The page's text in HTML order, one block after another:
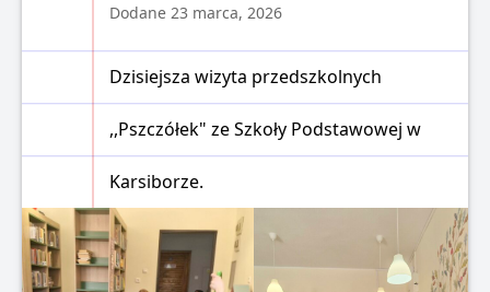
Dodane 23 marca, 2026
Dzisiejsza wizyta przedszkolnych
,,Pszczółek" ze Szkoły Podstawowej w
Karsiborze.